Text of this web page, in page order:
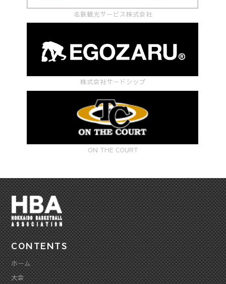
名鉄観光サービス株式会社
株式会社サードシップ
ON THE COURT
CONTENTS
ホーム
大会